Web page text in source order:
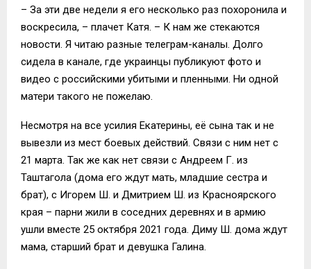
– За эти две недели я его несколько раз похоронила и
воскресила, – плачет Катя. – К нам же стекаются
новости. Я читаю разные телеграм-каналы. Долго
сидела в канале, где украинцы публикуют фото и
видео с российскими убитыми и пленными. Ни одной
матери такого не пожелаю.
Несмотря на все усилия Екатерины, её сына так и не
вывезли из мест боевых действий. Связи с ним нет с
21 марта. Так же как нет связи с Андреем Г. из
Таштагола (дома его ждут мать, младшие сестра и
брат), с Игорем Ш. и Дмитрием Ш. из Красноярского
края – парни жили в соседних деревнях и в армию
ушли вместе 25 октября 2021 года. Диму Ш. дома ждут
мама, старший брат и девушка Галина.